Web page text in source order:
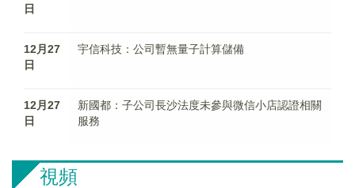
日
12月27
日
宇信科技：公司暫無量子計算儲備
12月27
日
新國都：子公司長沙法度未參與微信小店認證相關
服務
視頻